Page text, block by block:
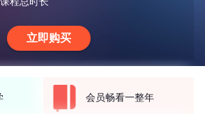
立即购买
会员畅看一整年